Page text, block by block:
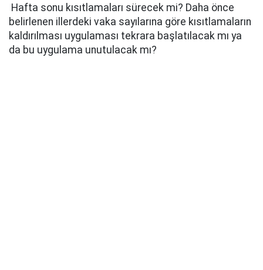
Hafta sonu kısıtlamaları sürecek mi? Daha önce
belirlenen illerdeki vaka sayılarına göre kısıtlamaların
kaldırılması uygulaması tekrara başlatılacak mı ya
da bu uygulama unutulacak mı?